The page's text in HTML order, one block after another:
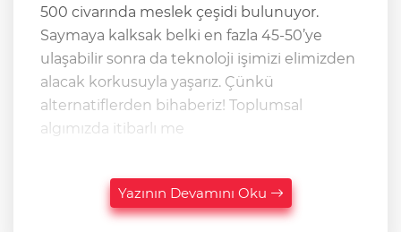
500 civarında meslek çeşidi bulunuyor.
Saymaya kalksak belki en fazla 45-50’ye
ulaşabilir sonra da teknoloji işimizi elimizden
alacak korkusuyla yaşarız. Çünkü
alternatiflerden bihaberiz! Toplumsal
algımızda itibarlı me
Yazının Devamını Oku